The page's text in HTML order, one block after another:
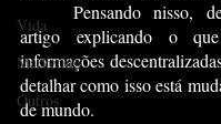
Vida
Marketing
Outros
informações
detalhar como isso está
de mundo.